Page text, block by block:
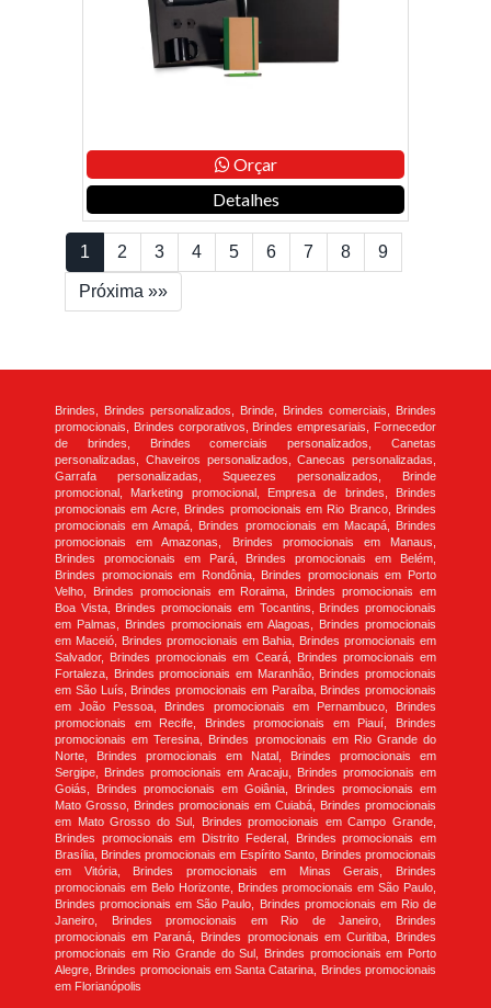
Orçar
Detalhes
1 2 3 4 5 6 7 8 9
Próxima »»
Brindes, Brindes personalizados, Brinde, Brindes comerciais, Brindes
promocionais, Brindes corporativos, Brindes empresariais, Fornecedor
de brindes, Brindes comerciais personalizados, Canetas
personalizadas, Chaveiros personalizados, Canecas personalizadas,
Garrafa personalizadas, Squeezes personalizados, Brinde
promocional, Marketing promocional, Empresa de brindes, Brindes
promocionais em Acre, Brindes promocionais em Rio Branco, Brindes
promocionais em Amapá, Brindes promocionais em Macapá, Brindes
promocionais em Amazonas, Brindes promocionais em Manaus,
Brindes promocionais em Pará, Brindes promocionais em Belém,
Brindes promocionais em Rondônia, Brindes promocionais em Porto
Velho, Brindes promocionais em Roraima, Brindes promocionais em
Boa Vista, Brindes promocionais em Tocantins, Brindes promocionais
em Palmas, Brindes promocionais em Alagoas, Brindes promocionais
em Maceió, Brindes promocionais em Bahia, Brindes promocionais em
Salvador, Brindes promocionais em Ceará, Brindes promocionais em
Fortaleza, Brindes promocionais em Maranhão, Brindes promocionais
em São Luís, Brindes promocionais em Paraíba, Brindes promocionais
em João Pessoa, Brindes promocionais em Pernambuco, Brindes
promocionais em Recife, Brindes promocionais em Piauí, Brindes
promocionais em Teresina, Brindes promocionais em Rio Grande do
Norte, Brindes promocionais em Natal, Brindes promocionais em
Sergipe, Brindes promocionais em Aracaju, Brindes promocionais em
Goiás, Brindes promocionais em Goiânia, Brindes promocionais em
Mato Grosso, Brindes promocionais em Cuiabá, Brindes promocionais
em Mato Grosso do Sul, Brindes promocionais em Campo Grande,
Brindes promocionais em Distrito Federal, Brindes promocionais em
Brasília, Brindes promocionais em Espírito Santo, Brindes promocionais
em Vitória, Brindes promocionais em Minas Gerais, Brindes
promocionais em Belo Horizonte, Brindes promocionais em São Paulo,
Brindes promocionais em São Paulo, Brindes promocionais em Rio de
Janeiro, Brindes promocionais em Rio de Janeiro, Brindes
promocionais em Paraná, Brindes promocionais em Curitiba, Brindes
promocionais em Rio Grande do Sul, Brindes promocionais em Porto
Alegre, Brindes promocionais em Santa Catarina, Brindes promocionais
em Florianópolis